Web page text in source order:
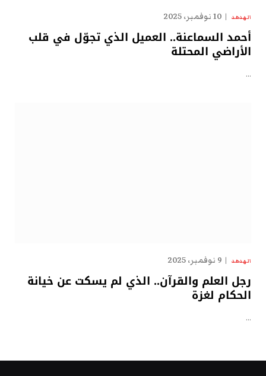
الهدهد 10 نوفمبر، 2025
أحمد السماعنة.. العميل الذي تجوّل في قلب
الأراضي المحتلة
…
الهدهد 9 نوفمبر، 2025
رجل العلم والقرآن.. الذي لم يسكت عن خيانة
الحكام لغزة
…